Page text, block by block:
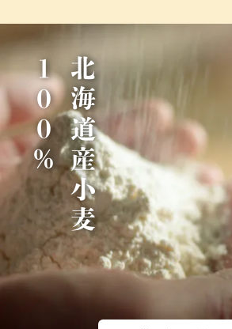
北
海
道
産
小
麦
1
0
0
％